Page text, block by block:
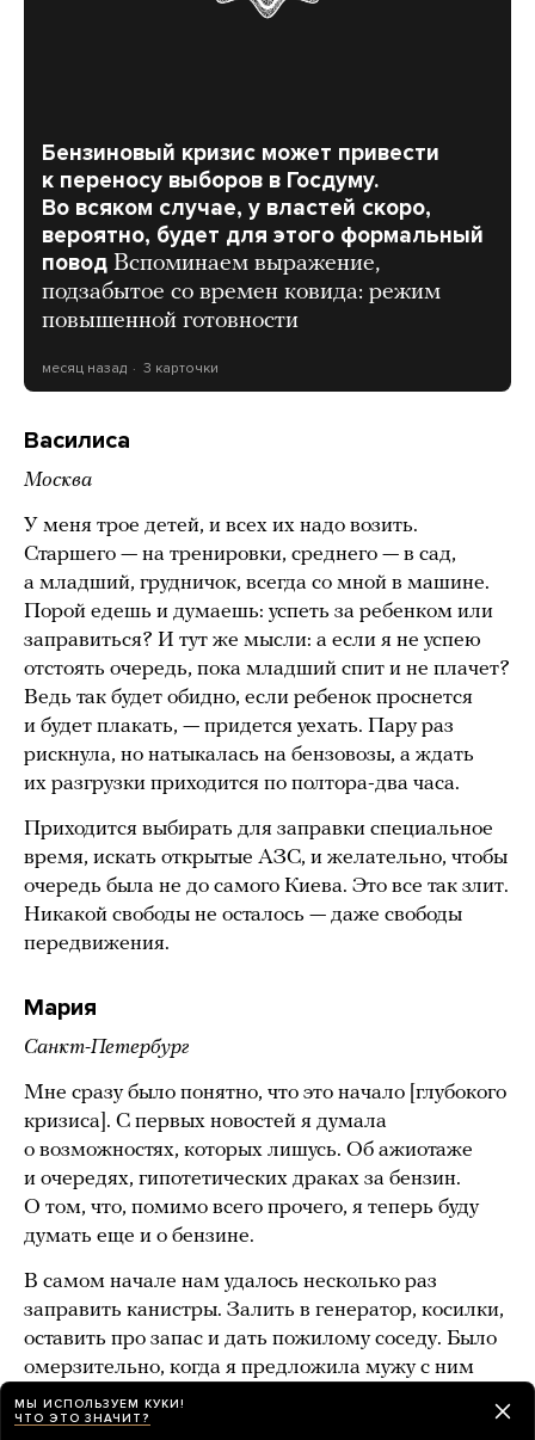
Бензиновый кризис может привести
к переносу выборов в Госдуму.
Во всяком случае, у властей скоро,
вероятно, будет для этого формальный
повод Вспоминаем выражение,
подзабытое со времен ковида: режим
повышенной готовности
месяц назад 3 карточки
Василиса
Москва
У меня трое детей, и всех их надо возить.
Старшего — на тренировки, среднего — в сад,
а младший, грудничок, всегда со мной в машине.
Порой едешь и думаешь: успеть за ребенком или
заправиться? И тут же мысли: а если я не успею
отстоять очередь, пока младший спит и не плачет?
Ведь так будет обидно, если ребенок проснется
и будет плакать, — придется уехать. Пару раз
рискнула, но натыкалась на бензовозы, а ждать
их разгрузки приходится по полтора-два часа.
Приходится выбирать для заправки специальное
время, искать открытые АЗС, и желательно, чтобы
очередь была не до самого Киева. Это все так злит.
Никакой свободы не осталось — даже свободы
передвижения.
Мария
Санкт-Петербург
Мне сразу было понятно, что это начало [глубокого
кризиса]. С первых новостей я думала
о возможностях, которых лишусь. Об ажиотаже
и очередях, гипотетических драках за бензин.
О том, что, помимо всего прочего, я теперь буду
думать еще и о бензине.
В самом начале нам удалось несколько раз
заправить канистры. Залить в генератор, косилки,
оставить про запас и дать пожилому соседу. Было
омерзительно, когда я предложила мужу с ним
не делиться. Эта сраная система даже из меня
подняла самое темное. Думала, что этого никогда
МЫ ИСПОЛЬЗУЕМ КУКИ!
ЧТО ЭТО ЗНАЧИТ?